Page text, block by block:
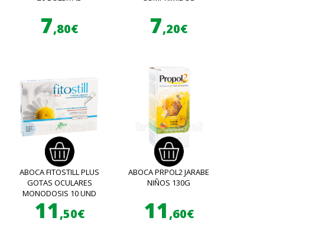
7,80€ 7,20€
ABOCA FITOSTILL PLUS
GOTAS OCULARES
MONODOSIS 10 UND
11 ,50€
ABOCA PRPOL2 JARABE
NIÑOS 130G
11 ,60€